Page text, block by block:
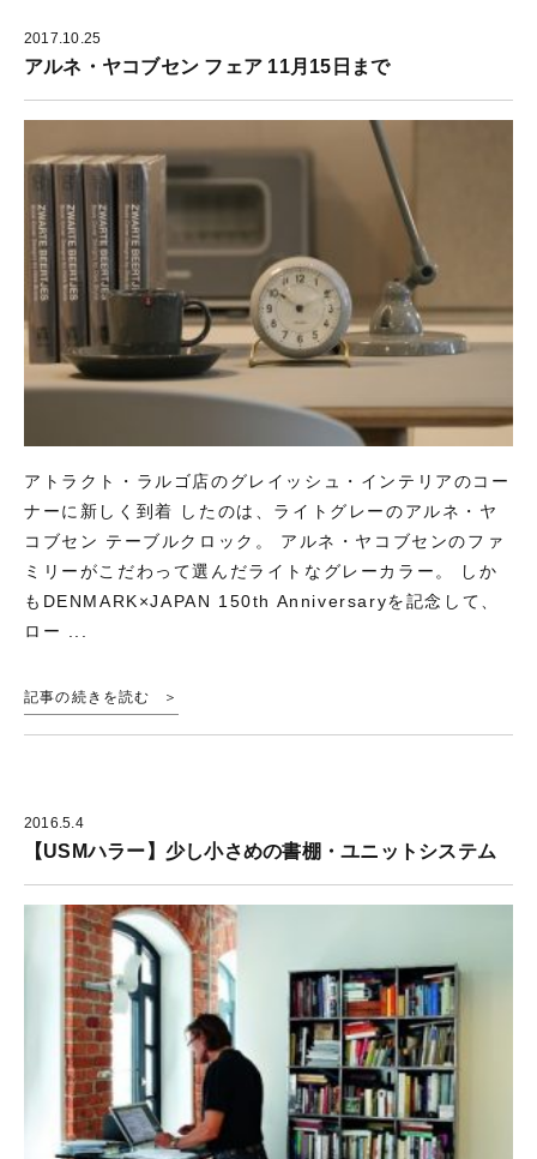
2017.10.25
アルネ・ヤコブセン フェア 11月15日まで
アトラクト・ラルゴ店のグレイッシュ・インテリアのコー
ナーに新しく到着 したのは、ライトグレーのアルネ・ヤ
コブセン テーブルクロック。 アルネ・ヤコブセンのファ
ミリーがこだわって選んだライトなグレーカラー。 しか
もDENMARK×JAPAN 150th Anniversaryを記念して、
ロー ...
記事の続きを読む
2016.5.4
【USMハラー】少し小さめの書棚・ユニットシステム